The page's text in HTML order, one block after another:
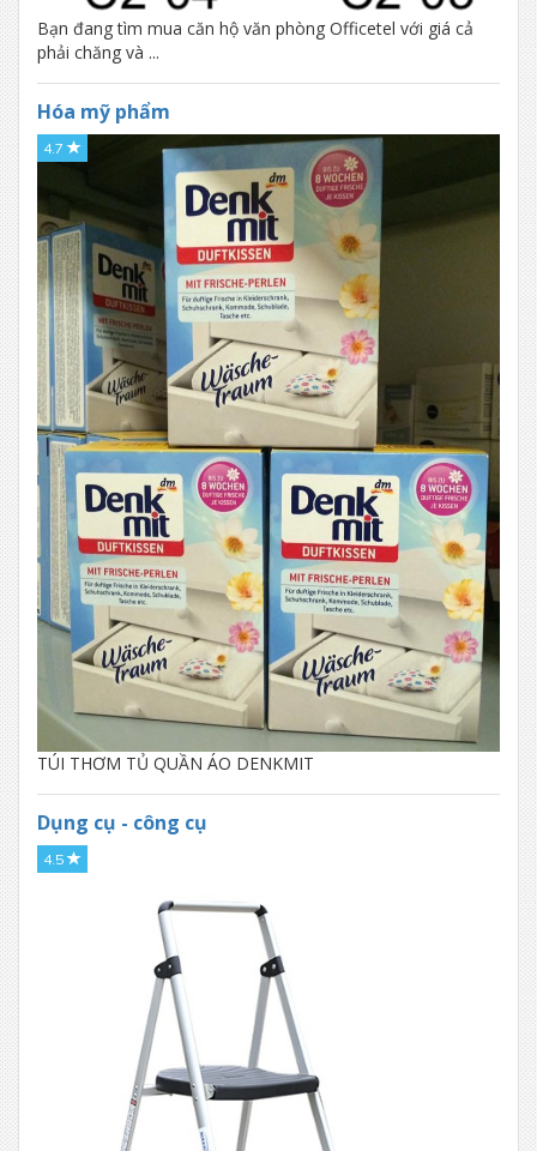
Bạn đang tìm mua căn hộ văn phòng Officetel với giá cả
phải chăng và ...
Hóa mỹ phẩm
4.7
TÚI THƠM TỦ QUẦN ÁO DENKMIT
Dụng cụ - công cụ
4.5